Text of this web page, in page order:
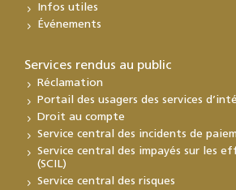
Infos utiles
Événements
Services rendus au public
Réclamation
Portail des usagers des services
Droit au compte
Service central des incidents de
Service central des impayés sur les
(SCIL)
Service central des risques